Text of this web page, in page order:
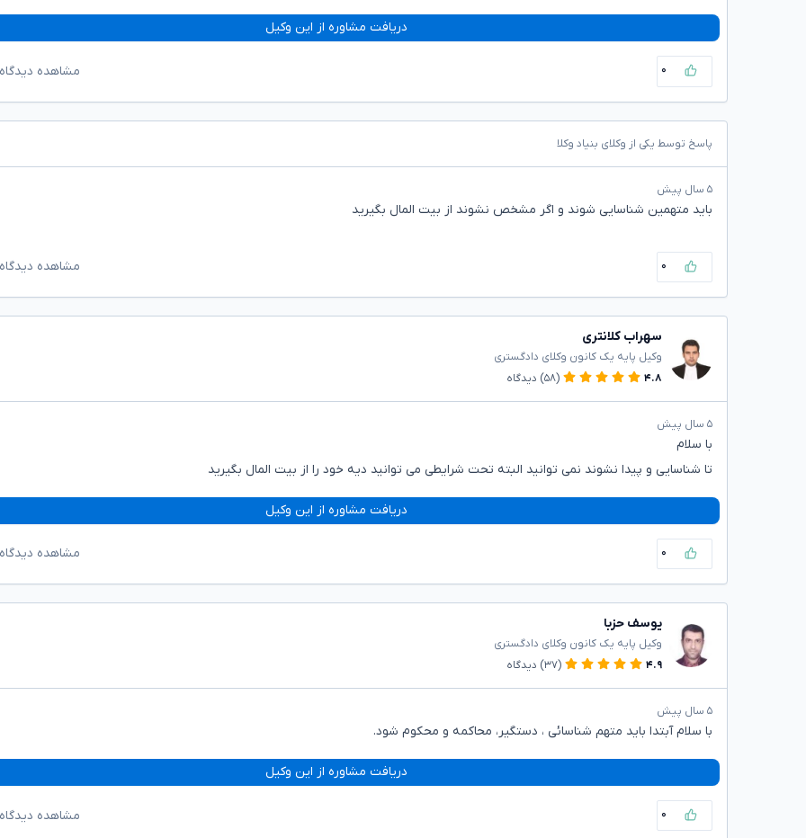
دریافت مشاوره از این وکیل
۰ مشاهده
پاسخ توسط یکی از وکلای بنیاد وکلا
۵ سال پیش
باید متهمین شناسایی شوند و اگر مشخص نشوند از بیت المال بگیرید
۰ مشاهده
سهراب کلانتری
وکیل پایه یک کانون وکلای دادگستری
۴.۸
(۵۸) دیدگاه
۵ سال پیش
با سلام
تا شناسایی و پیدا نشوند نمی توانید البته تحت شرایطی می توانید دیه خود را از بیت المال بگیرید
دریافت مشاوره از این وکیل
۰ مشاهده
یوسف حزبا
وکیل پایه یک کانون وکلای دادگستری
۴.۹
(۳۷) دیدگاه
۵ سال پیش
با سلام آبتدا باید متهم شناسائی ، دستگیر، محاکمه و محکوم شود.
دریافت مشاوره از این وکیل
۰ مشاهده